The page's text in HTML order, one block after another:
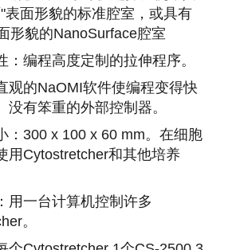
表面形貌的标准腔室，或具有
形貌的NanoSurface腔室
：编程高度定制的拉伸程序。
观的NaOMI软件使编程变得快
没有笨重的外部控制器。
：300 x 100 x 60 mm。在细胞
用Cytostretcher和其他培养
用一台计算机控制许多
。